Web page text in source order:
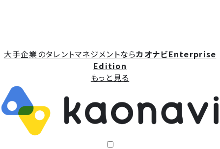
大手企業のタレントマネジメントならカオナビEnterprise
Edition
もっと見る